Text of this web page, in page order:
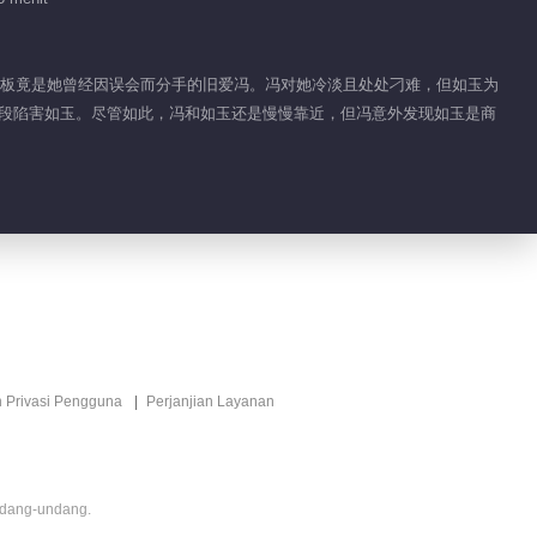
竟是她曾经因误会而分手的旧爱冯。冯对她冷淡且处处刁难，但如玉为
害如玉。尽管如此，冯和如玉还是慢慢靠近，但冯意外发现如玉是商
Privasi Pengguna Perjanjian Layanan
undang.